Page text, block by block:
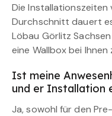
Die Installationszeiten
Durchschnitt dauert
Löbau Görlitz
eine Wallbox bei Ihnen
Ist meine
und er Installation
Ja, sowohl für den